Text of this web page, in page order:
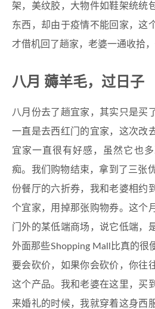
架，美纹胶，大物件如鞋架统统
东西，却由于疫情不能回家，这
才借机回了趟家，老婆一通收拾
八月 薅羊毛，过日子
八月份去了趟宜家，其实只是买
一直是去西红门的宜家，这次改
宜家一直很有好感，虽然它也
痴。我们购物结束，拿到了三张
份餐厅的六折券，我和老婆相约
个宜家，用掉那张购物券。这个
门外的某低端商场，说它低端，
外面那些Shopping Mall比真的很
要会砍价，如果你会砍价，你往
这个产品。我和老婆在这里，买
来婚礼的时候，我就穿着这身西